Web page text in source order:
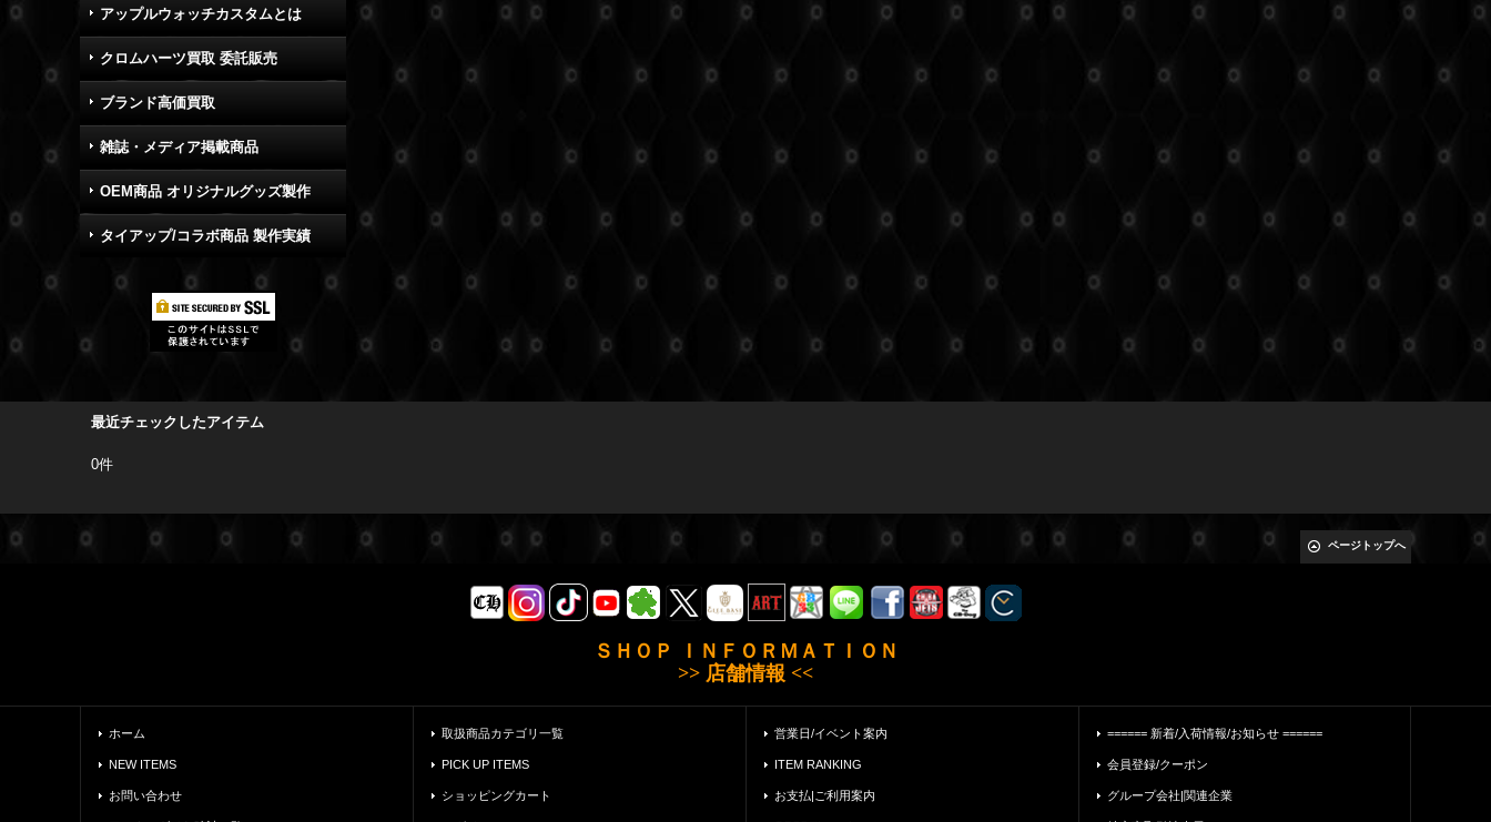
アップルウォッチカスタムとは
クロムハーツ買取 委託販売
ブランド高価買取
雑誌・メディア掲載商品
OEM商品 オリジナルグッズ製作
タイアップ/コラボ商品 製作実績
最近チェックしたアイテム
0件
ページトップへ
ＳＨＯＰ ＩＮＦＯＲＭＡＴＩＯＮ
>> 店舗情報 <<
ホーム
NEW ITEMS
お問い合わせ
取扱商品カテゴリ一覧
PICK UP ITEMS
ショッピングカート
営業日/イベント案内
ITEM RANKING
お支払|ご利用案内
====== 新着/入荷情報/お知らせ ======
会員登録/クーポン
グループ会社|関連企業